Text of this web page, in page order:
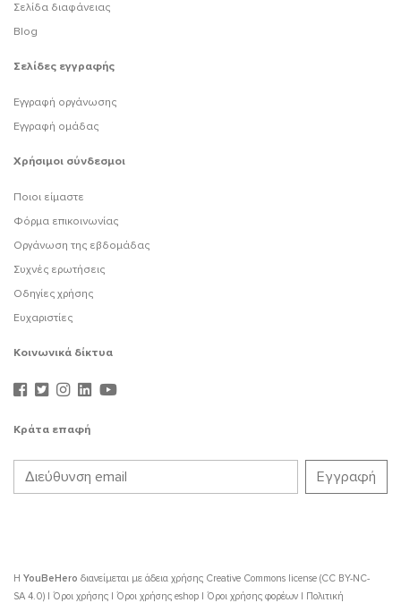
Σελίδα διαφάνειας
Blog
Σελίδες εγγραφής
Εγγραφή οργάνωσης
Εγγραφή ομάδας
Χρήσιμοι σύνδεσμοι
Ποιοι είμαστε
Φόρμα επικοινωνίας
Οργάνωση της εβδομάδας
Συχνές ερωτήσεις
Οδηγίες χρήσης
Ευχαριστίες
Κοινωνικά δίκτυα
Κράτα επαφή
Η YouBeHero διανείμεται με άδεια χρήσης Creative Commons license (CC BY-NC-
SA 4.0)
Όροι χρήσης Όροι χρήσης eshop Όροι χρήσης φορέων Πολιτική